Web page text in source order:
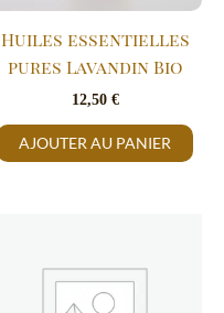
Huiles essentielles
pures Lavandin Bio
12,50 €
AJOUTER AU PANIER